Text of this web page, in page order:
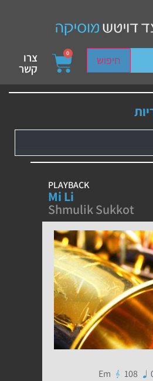
חיפוש
device users, explore by touch
0 צרו
קשר
PLAYBACK
Mi Li
Shmulik Sukkot
108
Em